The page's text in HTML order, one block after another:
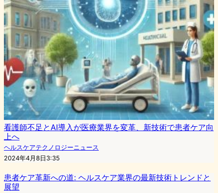
看護師不足とAI導入が医療業界を変革、新技術で患者ケア向
上へ
ヘルスケアテクノロジーニュース
2024年4月8日3:35
患者ケア革新への道: ヘルスケア業界の最新技術トレンドと
展望